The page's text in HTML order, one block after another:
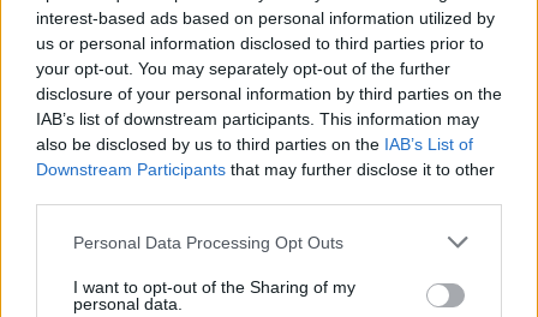
interest-based ads based on personal information utilized by
us or personal information disclosed to third parties prior to
your opt-out. You may separately opt-out of the further
disclosure of your personal information by third parties on the
IAB’s list of downstream participants. This information may
also be disclosed by us to third parties on the IAB’s List of
Downstream Participants that may further disclose it to other
Personal Data Processing Opt Outs
I want to opt-out of the Sharing of my
personal data.